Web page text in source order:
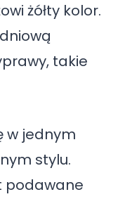
żółty kolor.
takie
w jednym
stylu.
podawane